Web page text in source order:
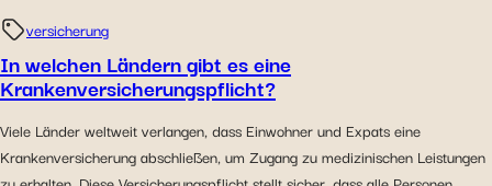
versicherung
In welchen Ländern gibt es eine
Krankenversicherungspflicht?
Viele Länder weltweit verlangen, dass Einwohner und Expats eine
Krankenversicherung abschließen, um Zugang zu medizinischen Leistungen